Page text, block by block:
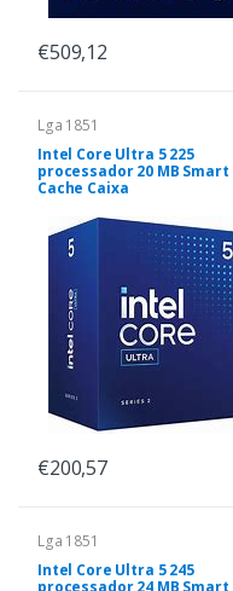
€509,12
Lga 1851
Intel Core Ultra 5 225
processador 20 MB Smart
Cache Caixa
€200,57
Lga 1851
Intel Core Ultra 5 245